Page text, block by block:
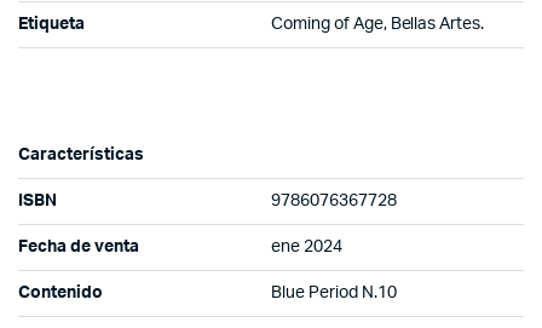
Etiqueta Coming of Age, Bellas Artes.
Características
ISBN 9786076367728
Fecha de venta ene 2024
Contenido Blue Period N.10